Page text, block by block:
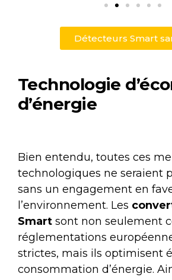
Détecteurs Smart
Technologie
d’énergie
Bien entendu, toutes ces
technologiques ne seraient
sans un engagement en
l’environnement. Les
Smart sont non seulement
réglementations
strictes, mais ils optimisent
consommation d’énergie.